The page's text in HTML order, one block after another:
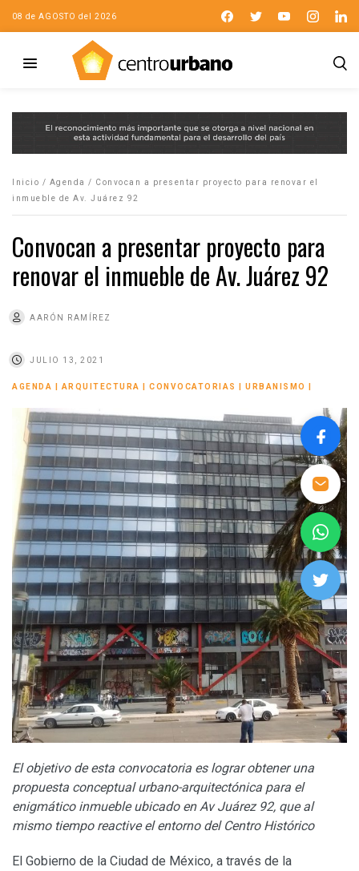
08 de AGOSTO del 2026
Inicio / Agenda / Convocan a presentar proyecto para renovar el
inmueble de Av. Juárez 92
Convocan a presentar proyecto para
renovar el inmueble de Av. Juárez 92
AARÓN RAMÍREZ
JULIO 13, 2021
AGENDA ARQUITECTURA CONVOCATORIAS URBANISMO
El objetivo de esta convocatoria es lograr obtener una
propuesta conceptual urbano-arquitectónica para el
enigmático inmueble ubicado en Av Juárez 92, que al
mismo tiempo reactive el entorno del Centro Histórico
El Gobierno de la Ciudad de México, a través de la